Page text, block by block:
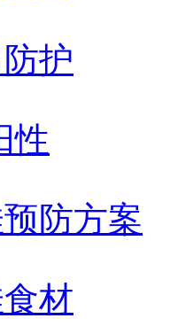
护
性
防方案
材